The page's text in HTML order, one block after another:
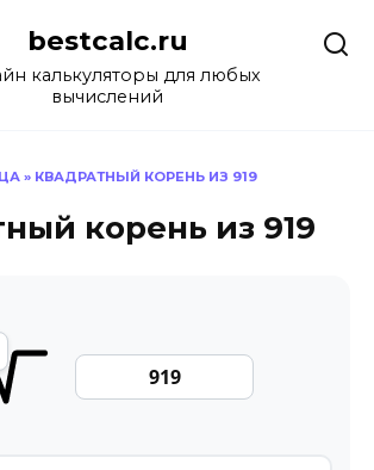
bestcalc.ru
калькуляторы для любых
вычислений
» КВАДРАТНЫЙ КОРЕНЬ ИЗ 919
корень из 919